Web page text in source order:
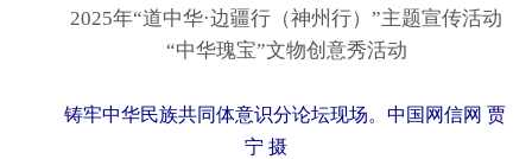
2025年“道中华·边疆行（神州行）”主题宣传活动
“中华瑰宝”文物创意秀活动
铸牢中华民族共同体意识分论坛现场。中国网信网 贾
宁 摄